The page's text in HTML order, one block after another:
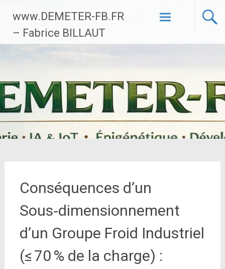
contenu
principal
www.DEMETER-FB.FR
– Fabrice BILLAUT
Conséquences d’un
Sous‑dimensionnement
d’un Groupe Froid Industriel
(≤ 70 % de la charge) :